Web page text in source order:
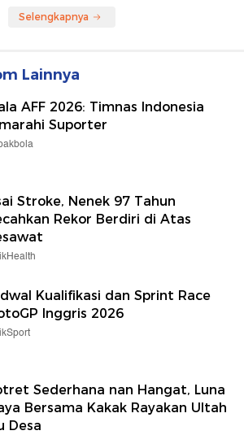
Selengkapnya
Lainnya
AFF 2026: Timnas Indonesia
Suporter
Stroke, Nenek 97 Tahun
Rekor Berdiri di Atas
Kualifikasi dan Sprint Race
Inggris 2026
Sederhana nan Hangat, Luna
Bersama Kakak Rayakan Ultah
Desa